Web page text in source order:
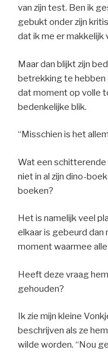
van zijn test. Ben ik
gebukt onder zijn
dat ik me er makkelijk
Maar dan blijkt zijn
betrekking te hebben
dat moment op volle
bedenkelijke blik.
“Misschien is het
Wat een schitterende
niet in al zijn dino-
boeken?
Het is namelijk veel
elkaar is gebeurd dan
moment waarmee alle
Heeft deze vraag
gehouden?
Ik zie mijn kleine
beschrijven als ze
wilde worden. “Nou